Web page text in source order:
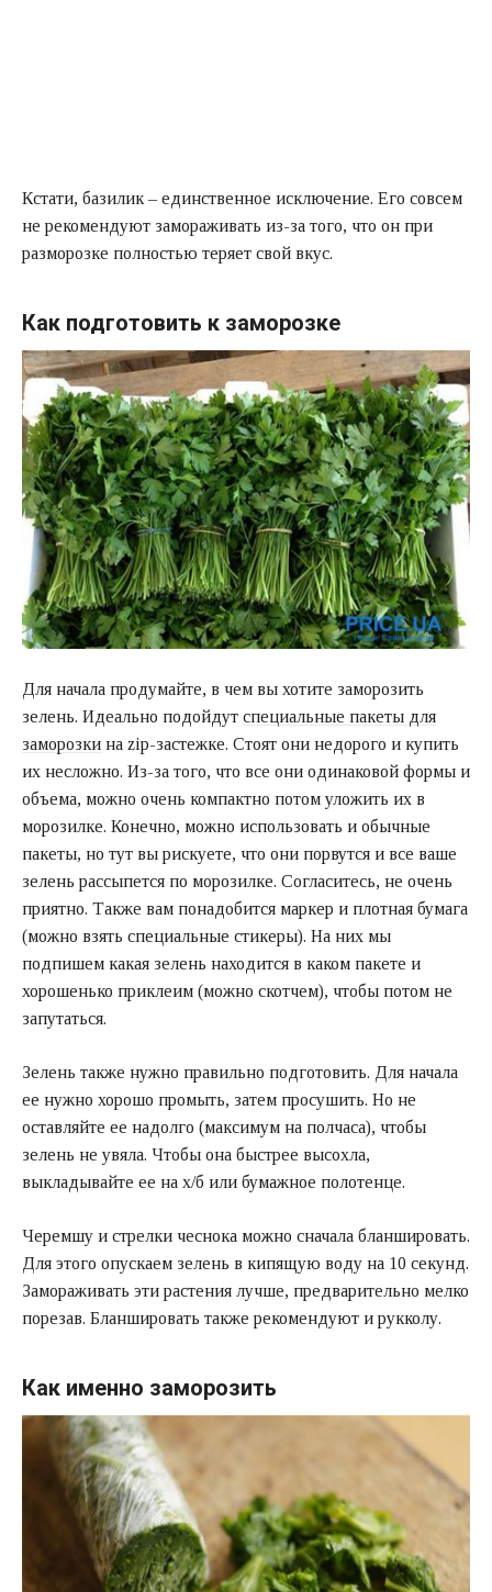
Кстати, базилик – единственное исключение. Его совсем
не рекомендуют замораживать из-за того, что он при
разморозке полностью теряет свой вкус.
Как подготовить к заморозке
Для начала продумайте, в чем вы хотите заморозить
зелень. Идеально подойдут специальные пакеты для
заморозки на zip-застежке. Стоят они недорого и купить
их несложно. Из-за того, что все они одинаковой формы и
объема, можно очень компактно потом уложить их в
морозилке. Конечно, можно использовать и обычные
пакеты, но тут вы рискуете, что они порвутся и все ваше
зелень рассыпется по морозилке. Согласитесь, не очень
приятно. Также вам понадобится маркер и плотная бумага
(можно взять специальные стикеры). На них мы
подпишем какая зелень находится в каком пакете и
хорошенько приклеим (можно скотчем), чтобы потом не
запутаться.
Зелень также нужно правильно подготовить. Для начала
ее нужно хорошо промыть, затем просушить. Но не
оставляйте ее надолго (максимум на полчаса), чтобы
зелень не увяла. Чтобы она быстрее высохла,
выкладывайте ее на х/б или бумажное полотенце.
Черемшу и стрелки чеснока можно сначала бланшировать.
Для этого опускаем зелень в кипящую воду на 10 секунд.
Замораживать эти растения лучше, предварительно мелко
порезав. Бланшировать также рекомендуют и рукколу.
Как именно заморозить